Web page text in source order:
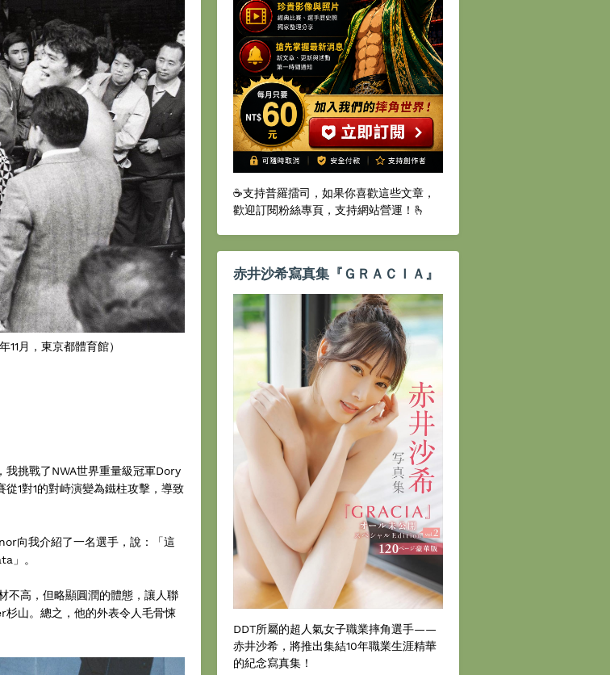
月，東京都體育館）
我挑戰了NWA世界重量級冠軍Dory
1對1的對峙演變為鐵柱攻擊，導致
向我介紹了一名選手，說：「這
」。
不高，但略顯圓潤的體態，讓人聯
山。總之，他的外表令人毛骨悚
☕️支持普羅擂司，如果你喜歡這些文章，
歡迎訂閱粉絲專頁，支持網站營運！🫰
赤井沙希寫真集『ＧＲＡＣＩＡ』
DDT所屬的超人氣女子職業摔角選手——
赤井沙希，將推出集結10年職業生涯精華
的紀念寫真集！